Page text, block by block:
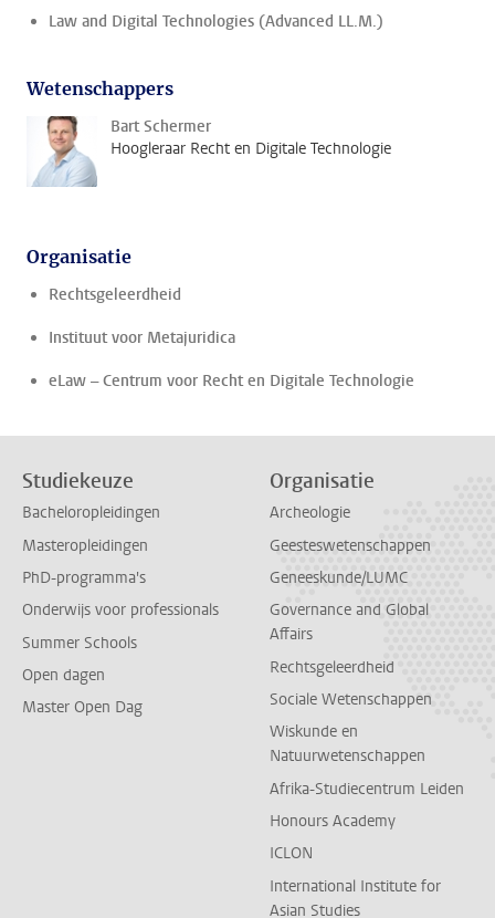
Law and Digital Technologies (Advanced LL.M.)
Wetenschappers
Bart Schermer
Hoogleraar Recht en Digitale Technologie
Organisatie
Rechtsgeleerdheid
Instituut voor Metajuridica
eLaw – Centrum voor Recht en Digitale Technologie
Studiekeuze
Bacheloropleidingen
Masteropleidingen
PhD-programma's
Onderwijs voor professionals
Summer Schools
Open dagen
Master Open Dag
Organisatie
Archeologie
Geesteswetenschappen
Geneeskunde/LUMC
Governance and Global
Affairs
Rechtsgeleerdheid
Sociale Wetenschappen
Wiskunde en
Natuurwetenschappen
Afrika-Studiecentrum Leiden
Honours Academy
ICLON
International Institute for
Asian Studies